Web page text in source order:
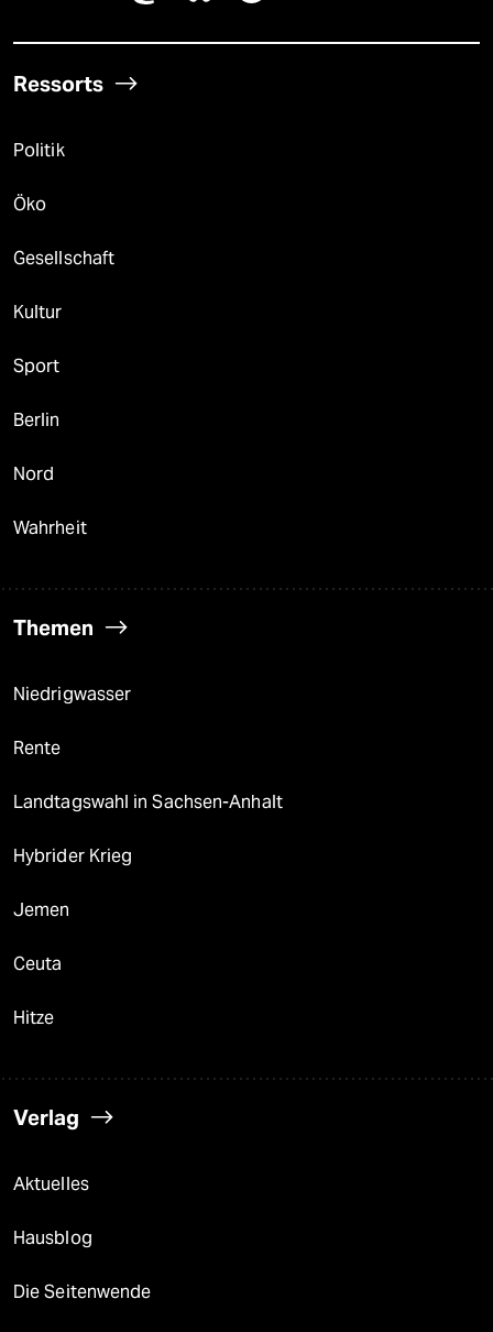
Ressorts
Politik
Öko
Gesellschaft
Kultur
Sport
Berlin
Nord
Wahrheit
Themen
Niedrigwasser
Rente
Landtagswahl in Sachsen-Anhalt
Hybrider Krieg
Jemen
Ceuta
Hitze
Verlag
Aktuelles
Hausblog
Die Seitenwende